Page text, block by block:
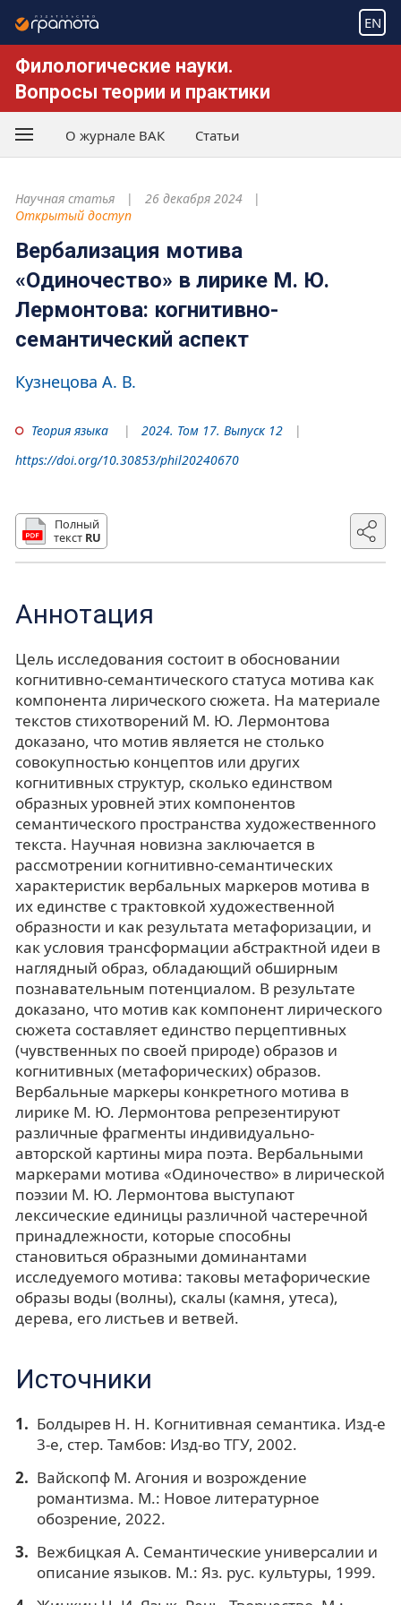
EN
Филологические науки.
Вопросы теории и практики
О журнале ВАК Статьи
Научная статья
26 декабря 2024
Открытый доступ
Вербализация мотива
«Одиночество» в лирике М. Ю.
Лермонтова: когнитивно-
семантический аспект
Кузнецова А. В.
Теория языка
2024. Том 17. Выпуск 12
https://doi.org/10.30853/phil20240670
Полный
текст RU
Аннотация
Цель исследования состоит в обосновании
когнитивно-семантического статуса мотива как
компонента лирического сюжета. На материале
текстов стихотворений М. Ю. Лермонтова
доказано, что мотив является не столько
совокупностью концептов или других
когнитивных структур, сколько единством
образных уровней этих компонентов
семантического пространства художественного
текста. Научная новизна заключается в
рассмотрении когнитивно-семантических
характеристик вербальных маркеров мотива в
их единстве с трактовкой художественной
образности и как результата метафоризации, и
как условия трансформации абстрактной идеи в
наглядный образ, обладающий обширным
познавательным потенциалом. В результате
доказано, что мотив как компонент лирического
сюжета составляет единство перцептивных
(чувственных по своей природе) образов и
когнитивных (метафорических) образов.
Вербальные маркеры конкретного мотива в
лирике М. Ю. Лермонтова репрезентируют
различные фрагменты индивидуально-
авторской картины мира поэта. Вербальными
маркерами мотива «Одиночество» в лирической
поэзии М. Ю. Лермонтова выступают
лексические единицы различной частеречной
принадлежности, которые способны
становиться образными доминантами
исследуемого мотива: таковы метафорические
образы воды (волны), скалы (камня, утеса),
дерева, его листьев и ветвей.
Источники
Болдырев Н. Н. Когнитивная семантика. Изд-е
3-е, стер. Тамбов: Изд-во ТГУ, 2002.
Вайскопф М. Агония и возрождение
романтизма. М.: Новое литературное
обозрение, 2022.
Вежбицкая А. Семантические универсалии и
описание языков. М.: Яз. рус. культуры, 1999.